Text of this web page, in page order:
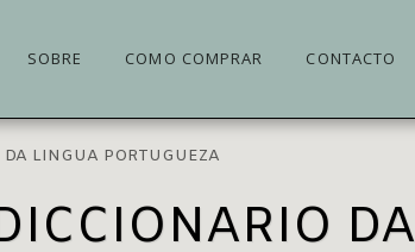
SOBRE COMO COMPRAR CONTACTO
LINGUA PORTUGUEZA
DA